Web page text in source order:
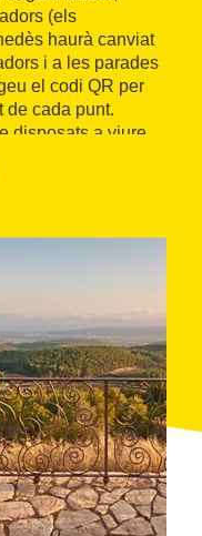
(els
haurà canviat
i a les parades
el codi QR per
de cada punt.
disposats a viure